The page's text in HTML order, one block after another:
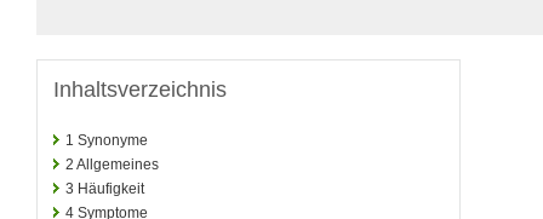
Inhaltsverzeichnis
1 Synonyme
2 Allgemeines
3 Häufigkeit
4 Symptome